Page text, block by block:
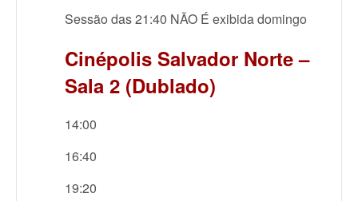
Sessão das 21:40 NÃO É exibida domingo
Cinépolis Salvador Norte –
Sala 2 (Dublado)
14:00
16:40
19:20